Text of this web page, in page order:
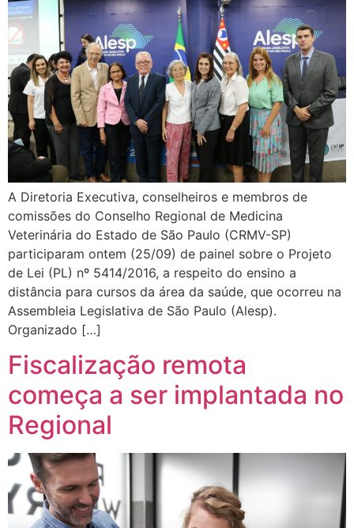
A Diretoria Executiva, conselheiros e membros de
comissões do Conselho Regional de Medicina
Veterinária do Estado de São Paulo (CRMV-SP)
participaram ontem (25/09) de painel sobre o Projeto
de Lei (PL) nº 5414/2016, a respeito do ensino a
distância para cursos da área da saúde, que ocorreu na
Assembleia Legislativa de São Paulo (Alesp).
Organizado […]
Fiscalização remota
começa a ser implantada no
Regional